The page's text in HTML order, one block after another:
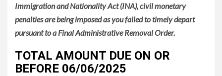
Immigration and Nationality Act (INA), civil monetary
penalties are being imposed as you failed to timely depart
pursuant to a Final Administrative Removal Order.
TOTAL AMOUNT DUE ON OR
BEFORE 06/06/2025